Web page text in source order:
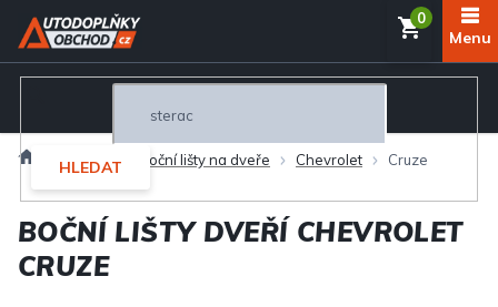
Přejít
obsah
HLEDAT
Exteriér Boční lišty na dveře Chevrolet Cruze
BOČNÍ LIŠTY DVEŘÍ CHEVROLET
CRUZE